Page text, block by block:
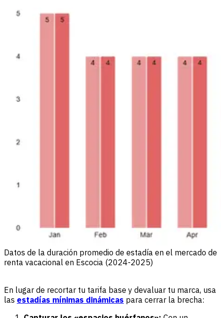
Datos de la duración promedio de estadía en el mercado de
renta vacacional en Escocia (2024-2025)
En lugar de recortar tu tarifa base y devaluar tu marca, usa
las estadías mínimas dinámicas para cerrar la brecha: